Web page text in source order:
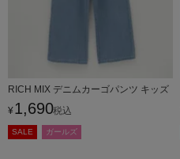
RICH MIX デニムカーゴパンツ キッズ
¥ 1,690税込
SALE ガールズ